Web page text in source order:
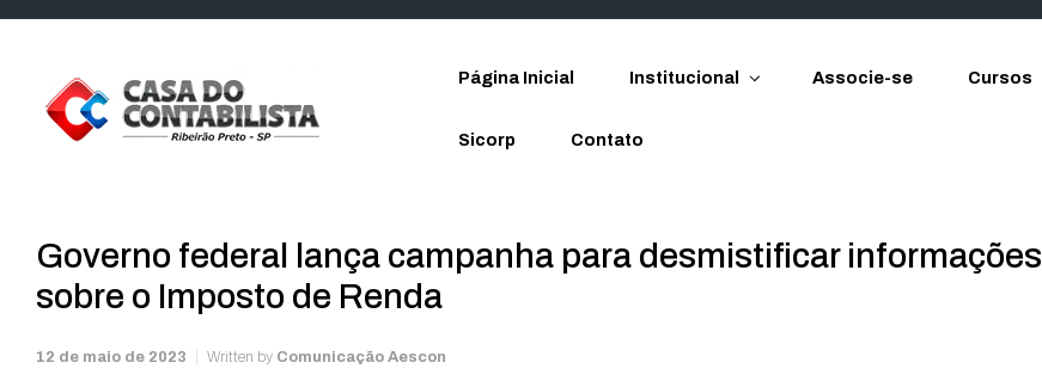
Página Inicial Institucional Associe-se Cursos
Sicorp Contato
Governo federal lança campanha para desmistificar informações
sobre o Imposto de Renda
12 de maio de 2023 Written by Comunicação Aescon